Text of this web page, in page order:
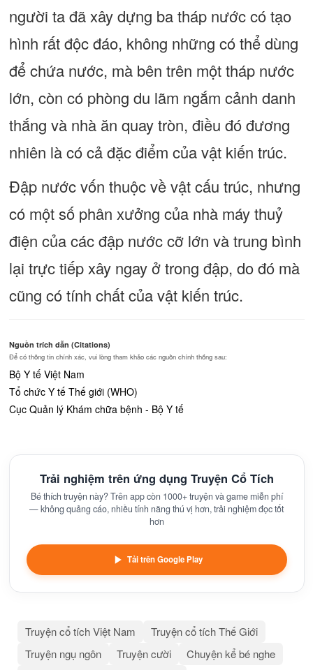
người ta đã xây dựng ba tháp nước có tạo
hình rất độc đáo, không những có thể dùng
để chứa nước, mà bên trên một tháp nước
lớn, còn có phòng du lãm ngắm cảnh danh
thắng và nhà ăn quay tròn, điều đó đương
nhiên là có cả đặc điểm của vật kiến trúc.
Đập nước vốn thuộc về vật cấu trúc, nhưng
có một số phân xưởng của nhà máy thuỷ
điện của các đập nước cỡ lớn và trung bình
lại trực tiếp xây ngay ở trong đập, do đó mà
cũng có tính chất của vật kiến trúc.
Nguồn trích dẫn (Citations)
Để có thông tin chính xác, vui lòng tham khảo các nguồn chính thống sau:
Bộ Y tế Việt Nam
Tổ chức Y tế Thế giới (WHO)
Cục Quản lý Khám chữa bệnh - Bộ Y tế
Trải nghiệm trên ứng dụng Truyện Cổ Tích
Bé thích truyện này? Trên app còn 1000+ truyện và game miễn phí
— không quảng cáo, nhiều tính năng thú vị hơn, trải nghiệm đọc tốt
hơn
Tải trên Google Play
Truyện cổ tích Việt Nam
Truyện cổ tích Thế Giới
Truyện ngụ ngôn
Truyện cười
Chuyện kể bé nghe